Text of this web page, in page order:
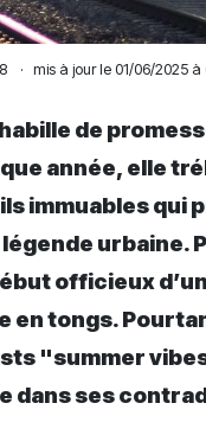
· mis à jour le 01/06/2025 à
de
année, elle
immuables qui
urbaine.
officieux
en tongs.
"summer
dans ses